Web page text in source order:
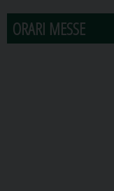
ORARI MESSE